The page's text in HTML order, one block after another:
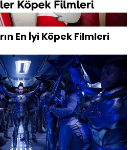
En İyi Köpek Filmleri